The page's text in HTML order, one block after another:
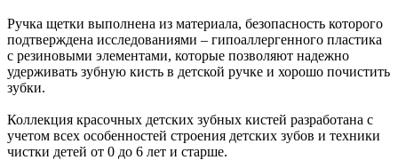
Ручка щетки выполнена из материала, безопасность которого
подтверждена исследованиями – гипоаллергенного пластика
с резиновыми элементами, которые позволяют надежно
удерживать зубную кисть в детской ручке и хорошо почистить
зубки.
Коллекция красочных детских зубных кистей разработана с
учетом всех особенностей строения детских зубов и техники
чистки детей от 0 до 6 лет и старше.